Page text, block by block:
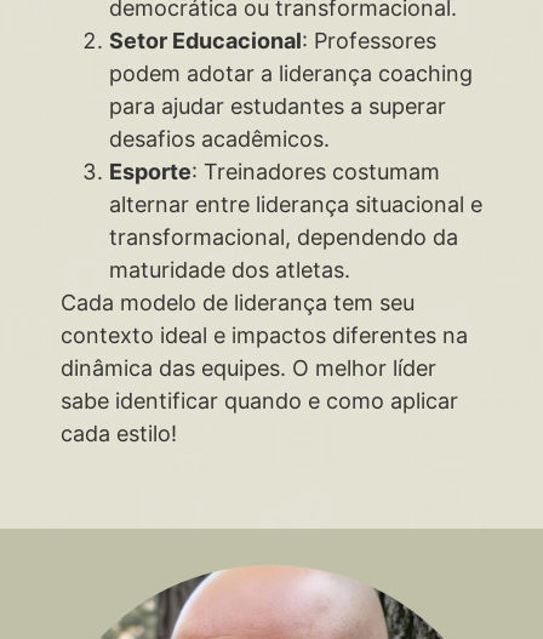
democrática ou transformacional.
Setor Educacional: Professores
podem adotar a liderança coaching
para ajudar estudantes a superar
desafios acadêmicos.
Esporte: Treinadores costumam
alternar entre liderança situacional e
transformacional, dependendo da
maturidade dos atletas.
Cada modelo de liderança tem seu
contexto ideal e impactos diferentes na
dinâmica das equipes. O melhor líder
sabe identificar quando e como aplicar
cada estilo!